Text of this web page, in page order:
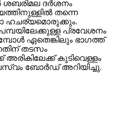
ശബരിമല ദര്‍ശനം
തന്നെ
ഹചര്യമൊരുക്കും.
പ്രവേശനം
ഏതെങ്കിലും ഭാഗത്ത്
തടസം
അരികിലേക്ക് കുടിവെള്ളം
ബോര്‍ഡ് അറിയിച്ചു.